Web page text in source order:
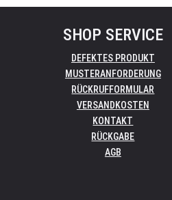
SHOP SERVICE
DEFEKTES PRODUKT
MUSTERANFORDERUNG
RÜCKRUFFORMULAR
VERSANDKOSTEN
KONTAKT
RÜCKGABE
AGB